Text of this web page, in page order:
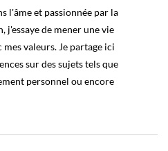
l'âme et passionnée par la
j'essaye de mener une vie
valeurs. Je partage ici
sur des sujets tels que
personnel ou encore